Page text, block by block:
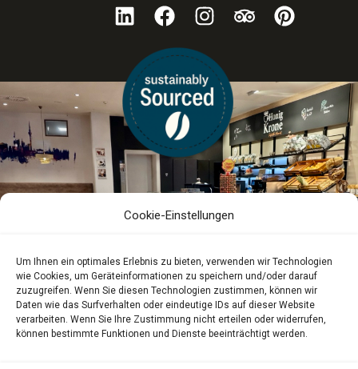
Cookie-Einstellungen
Um Ihnen ein optimales Erlebnis zu bieten, verwenden wir Technologien
wie Cookies, um Geräteinformationen zu speichern und/oder darauf
zuzugreifen. Wenn Sie diesen Technologien zustimmen, können wir
Daten wie das Surfverhalten oder eindeutige IDs auf dieser Website
verarbeiten. Wenn Sie Ihre Zustimmung nicht erteilen oder widerrufen,
können bestimmte Funktionen und Dienste beeinträchtigt werden.